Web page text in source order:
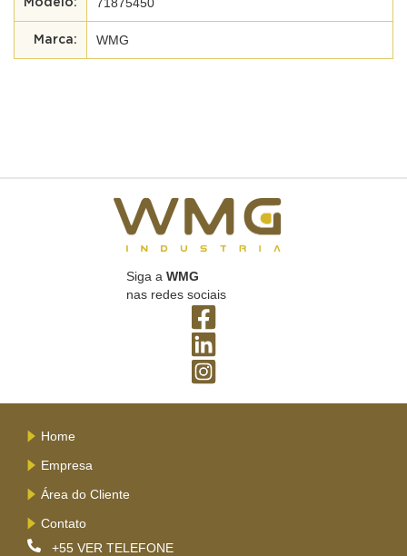
WMG
Siga a WMG
nas redes sociais
Home
Empresa
Área do Cliente
Contato
+55 VER TELEFONE